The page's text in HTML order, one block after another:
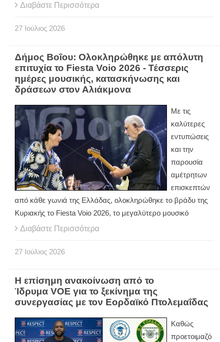
Διαβάστε Περισσότερα
27 Ιούλιος 2026
Δήμος Βοΐου: Ολοκληρώθηκε με απόλυτη
επιτυχία το Fiesta Voio 2026 - Τέσσερις
ημέρες μουσικής, κατασκήνωσης και
δράσεων στον Αλιάκμονα
Με τις
καλύτερες
εντυπώσεις
και την
παρουσία
αμέτρητων
επισκεπτών
από κάθε γωνιά της Ελλάδας, ολοκληρώθηκε το βράδυ της
Κυριακής το Fiesta Voio 2026, το μεγαλύτερο μουσικό
Διαβάστε Περισσότερα
27 Ιούλιος 2026
Η επίσημη ανακοίνωση από το
Ίδρυμα VOE για το ξεκίνημα της
συνεργασίας με τον Εορδαϊκό Πτολεμαΐδας
Καθώς
προετοιμαζό